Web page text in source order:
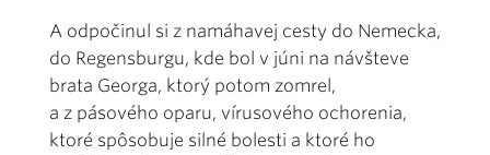
A odpočinul si z namáhavej cesty do Nemecka,
do Regensburgu, kde bol v júni na návšteve
brata Georga, ktorý potom zomrel,
a z pásového oparu, vírusového ochorenia,
ktoré spôsobuje silné bolesti a ktoré ho